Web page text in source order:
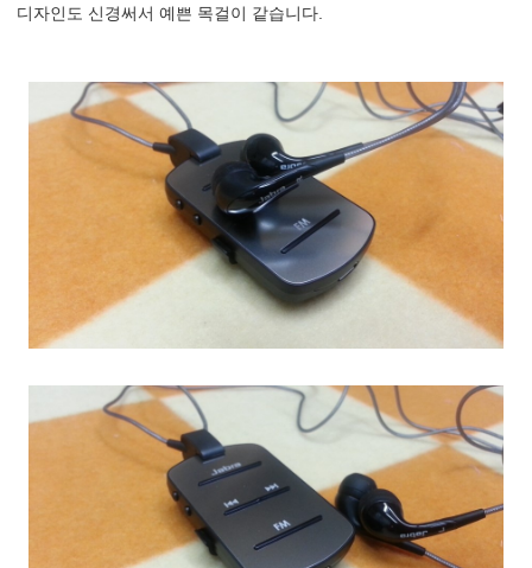
디자인도 신경써서 예쁜 목걸이 같습니다.